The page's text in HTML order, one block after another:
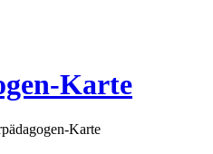
Karte
Karte